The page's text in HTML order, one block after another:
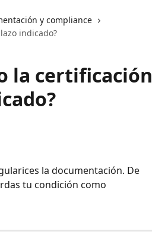
y compliance
indicado?
la certificación
la documentación. De
tu condición como